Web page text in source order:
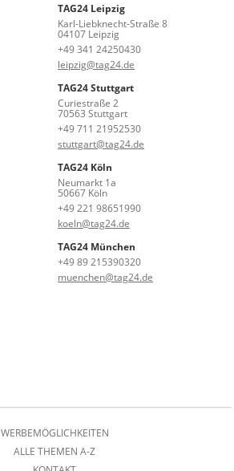
TAG24 Leipzig
Karl-Liebknecht-Straße 8
04107 Leipzig
+49 341 24250430
leipzig@tag24.de
TAG24 Stuttgart
Curiestraße 2
70563 Stuttgart
+49 711 21952530
stuttgart@tag24.de
TAG24 Köln
Neumarkt 1a
50667 Köln
+49 221 98651990
koeln@tag24.de
TAG24 München
+49 89 215390320
muenchen@tag24.de
WERBEMÖGLICHKEITEN
ALLE THEMEN A-Z